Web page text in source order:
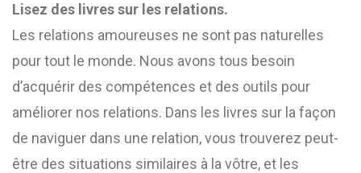
Lisez des livres sur les relations.
Les relations amoureuses ne sont pas naturelles
pour tout le monde. Nous avons tous besoin
d’acquérir des compétences et des outils pour
améliorer nos relations. Dans les livres sur la façon
de naviguer dans une relation, vous trouverez peut-
être des situations similaires à la vôtre, et les